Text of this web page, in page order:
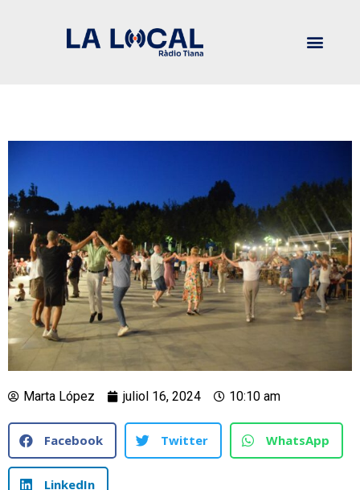
Marta López juliol 16, 2024 10:10 am
Facebook Twitter WhatsApp
LinkedIn